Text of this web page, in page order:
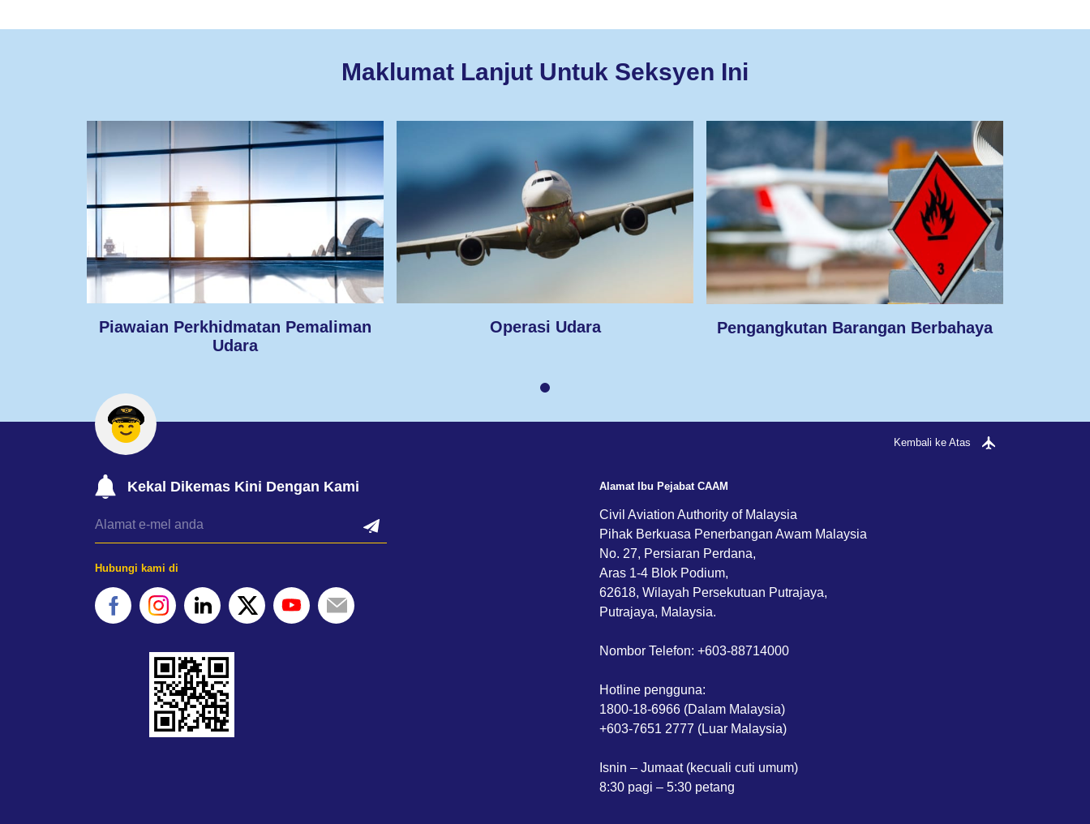
Maklumat Lanjut Untuk Seksyen Ini
Piawaian Perkhidmatan Pemaliman
Udara
Operasi Udara Pengangkutan Barangan Berbahaya
Kembali ke Atas
Kekal Dikemas Kini Dengan Kami
Hubungi kami di
Alamat Ibu Pejabat CAAM
Civil Aviation Authority of Malaysia
Pihak Berkuasa Penerbangan Awam Malaysia
No. 27, Persiaran Perdana,
Aras 1-4 Blok Podium,
62618, Wilayah Persekutuan Putrajaya,
Putrajaya, Malaysia.
Nombor Telefon: +603-88714000
Hotline pengguna:
1800-18-6966 (Dalam Malaysia)
+603-7651 2777 (Luar Malaysia)
Isnin – Jumaat (kecuali cuti umum)
8:30 pagi – 5:30 petang